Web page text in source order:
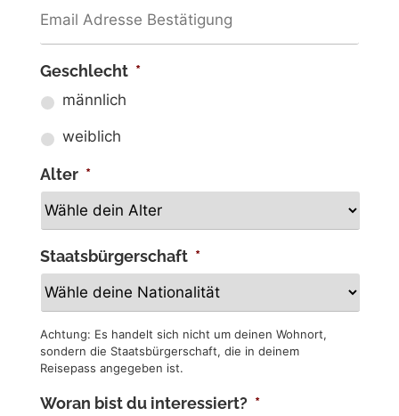
Geschlecht *
männlich
weiblich
Alter *
Staatsbürgerschaft *
Achtung: Es handelt sich nicht um deinen Wohnort,
sondern die Staatsbürgerschaft, die in deinem
Reisepass angegeben ist.
Woran bist du interessiert? *